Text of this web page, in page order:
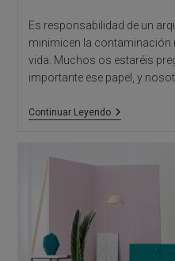
Es responsabilidad de un
minimicen la contaminación
vida. Muchos os estaréis
importante ese papel, y
Continuar LeyendoAislamiento